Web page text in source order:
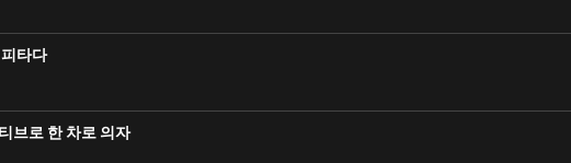
타다
브로 한 차로 의자